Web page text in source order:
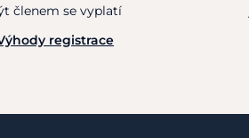
členem se vyplatí
registrace